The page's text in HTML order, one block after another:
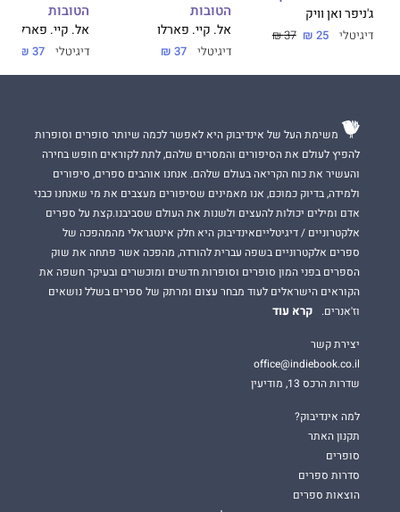
על הכוונות הטובות ביותר...
הכוונות הטובות הוא הספר השני בסדרת ''ביי רידג'".
כל ספר מתאר זוג אחר וניתן לקרוא אותו בנפרד.
ג'ניפר ואן וויק
דיגיטלי 25 ₪
37 ₪
הטובות
אל. קיי. פארלו
דיגיטלי 37 ₪
הטובות
אל. קיי. פארלו
דיגיטלי 37 ₪
משימת העל של אינדיבוק היא לאפשר לכמה שיותר סופרים וסופרות
להפיץ לעולם את הסיפורים והמסרים שלהם, לתת לקוראים חופש בחירה
והעשיר את כוח הקריאה בעולם שלהם. אנחנו אוהבים ספרים, סיפורים
ולמידה, בדיוק כמוכם, אנו מאמינים שסיפורים מעצבים את מי שאנחנו כבני
אדם ומילים יכולות להעצים ולשנות את העולם שסביבנו.קצת על ספרים
אלקטרוניים / דיגיטלייםאינדיבוק היא חלק אינטגראלי מהמהפכה של
ספרים אלקטרוניים בשפה עברית להורדה, מהפכה אשר פתחה את שוק
הספרים בפני המון סופרים וסופרות חדשים ומוכשרים ובעיקר חשפה את
הקוראים הישראלים לעוד מבחר עצום ומרתק של ספרים בשלל נושאים
וז'אנרים.
קרא עוד
יצירת קשר
office@indiebook.co.il
שדרות הרכס 13, מודיעין
למה אינדיבוק?
תקנון האתר
סופרים
סדרות ספרים
הוצאות ספרים